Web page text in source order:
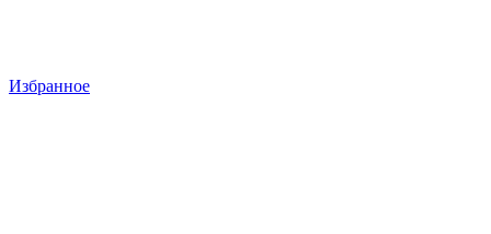
Избранное